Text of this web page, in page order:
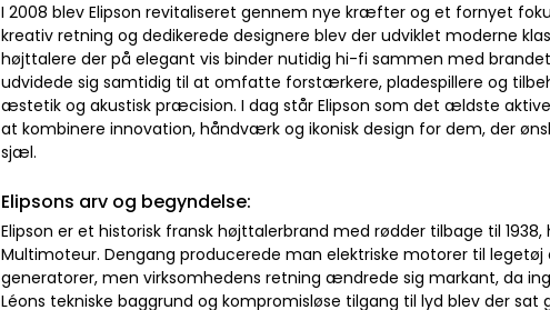
I 2008 blev Elipson revitaliseret gennem nye kræfter og et fornyet
kreativ retning og dedikerede designere blev der udviklet moderne
højttalere der på elegant vis binder nutidig hi-fi sammen med
udvidede sig samtidig til at omfatte forstærkere, pladespillere og
æstetik og akustisk præcision. I dag står Elipson som det ældste
at kombinere innovation, håndværk og ikonisk design for dem, der
sjæl.
Elipsons arv og begyndelse:
Elipson er et historisk fransk højttalerbrand med rødder tilbage til
Multimoteur. Dengang producerede man elektriske motorer til
generatorer, men virksomhedens retning ændrede sig markant, da
Léons tekniske baggrund og kompromisløse tilgang til lyd blev der